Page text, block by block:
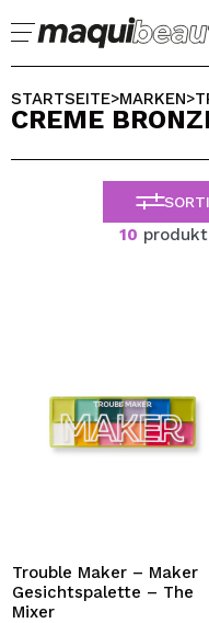
Ich bin bereits
Durch die Erstellung
können Sie Ihre
Bestellungen
WÄHLE
STARTSEITE>MARKEN>
CREME
10
Trouble Maker – Maker
Gesichtspalette – The
Mixer